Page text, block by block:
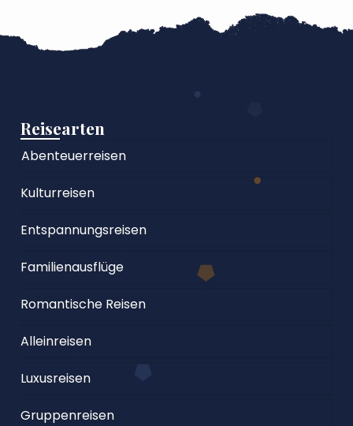
Reisearten
Abenteuerreisen
Kulturreisen
Entspannungsreisen
Familienausflüge
Romantische Reisen
Alleinreisen
Luxusreisen
Gruppenreisen